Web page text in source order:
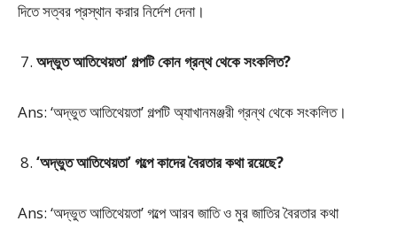
দিতে সত্বর প্রস্থান করার নির্দেশ দেনা।
অদ্ভুত আতিথেয়তা’ গল্পটি কোন গ্রন্থ থেকে সংকলিত?
Ans: ‘অদ্ভুত আতিথেয়তা’ গল্পটি অ্যাখানমঞ্জরী গ্রন্থ থেকে সংকলিত।
‘অদ্ভুত আতিথেয়তা’ গল্পে কাদের বৈরতার কথা রয়েছে?
Ans: ‘অদ্ভুত আতিথেয়তা’ গল্পে আরব জাতি ও মুর জাতির বৈরতার কথা